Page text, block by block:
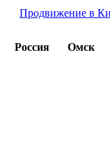
Продвижение в
Россия Омск